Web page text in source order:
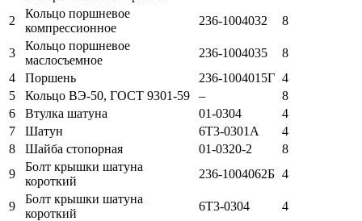
2
Кольцо поршневое
компрессионное
236-1004032 8
3
Кольцо поршневое
маслосъемное
236-1004035
8
4
Поршень 236-1004015Г 4
5
Кольцо ВЭ-50, ГОСТ 9301-59 –
8
6
Втулка шатуна 01-0304
4
7
Шатун 6Т3-0301А
4
8
Шайба стопорная 01-0320-2
8
9
Болт крышки шатуна
короткий
236-1004062Б 4
9
Болт крышки шатуна
короткий
6Т3-0304 4